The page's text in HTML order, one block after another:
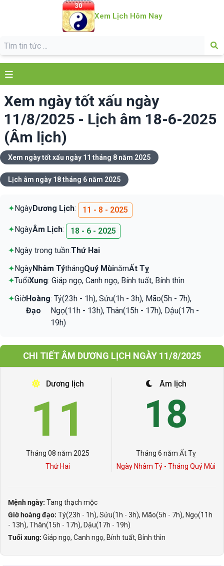
Xem Lịch Hôm Nay
Xem ngày tốt xấu ngày
11/8/2025 - Lịch âm 18-6-2025
(Âm lịch)
Xem ngày tốt xấu ngày 11 tháng 8 năm 2025
Lịch âm ngày 18 tháng 6 năm 2025
✦NgàyDương Lịch: 11 - 8 - 2025
✦NgàyÂm Lịch: 18 - 6 - 2025
✦Ngày trong tuần:Thứ Hai
✦NgàyNhâm TýthángQuý MùinămẤt Tỵ
✦TuổiXung: Giáp ngọ, Canh ngọ, Bính tuất, Bính thìn
✦GiờHoàng
Đạo
: Tý(23h - 1h), Sửu(1h - 3h), Mão(5h - 7h),
Ngọ(11h - 13h), Thân(15h - 17h), Dậu(17h -
19h)
CHI TIẾT ÂM DƯƠNG LỊCH NGÀY 11/8/2025
Dương lịch
11
Tháng 08 năm 2025
Thứ Hai
Âm lịch
18
Tháng 6 năm Ất Tỵ
Ngày Nhâm Tý - Tháng Quý Mùi
Mệnh ngày: Tang thạch mộc
Giờ hoàng đạo: Tý(23h - 1h), Sửu(1h - 3h), Mão(5h - 7h), Ngọ(11h
- 13h), Thân(15h - 17h), Dậu(17h - 19h)
Tuổi xung: Giáp ngọ, Canh ngọ, Bính tuất, Bính thìn